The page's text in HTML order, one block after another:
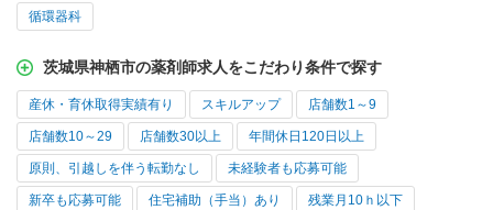
循環器科
茨城県神栖市の薬剤師求人をこだわり条件で探す
産休・育休取得実績有り スキルアップ 店舗数1～9
店舗数10～29 店舗数30以上 年間休日120日以上
原則、引越しを伴う転勤なし 未経験者も応募可能
新卒も応募可能 住宅補助（手当）あり 残業月10ｈ以下